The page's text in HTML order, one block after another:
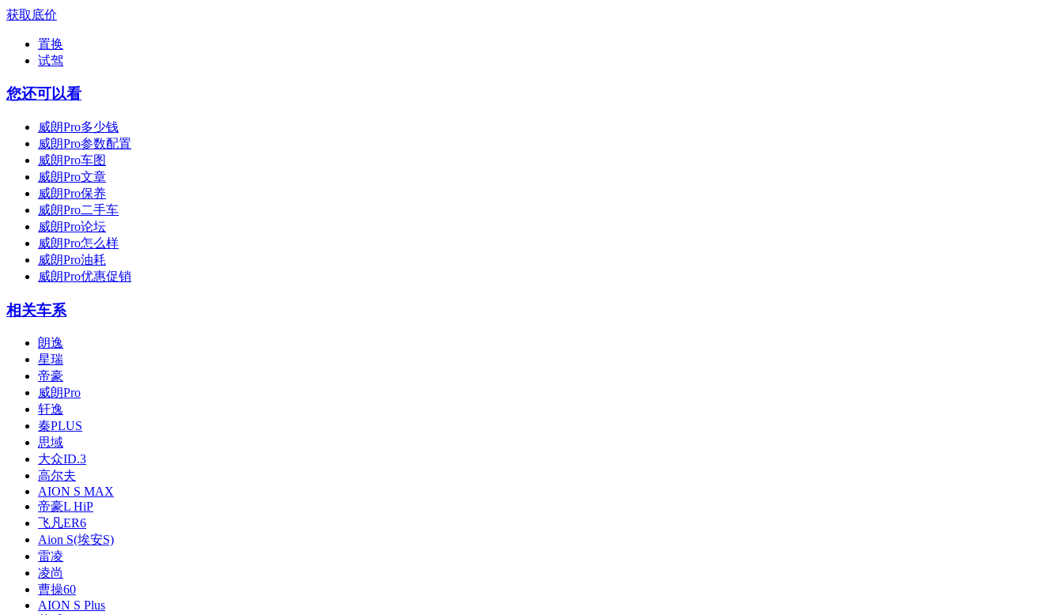
获取底价
置换
试驾
您还可以看
威朗Pro多少钱
威朗Pro参数配置
威朗Pro车图
威朗Pro文章
威朗Pro保养
威朗Pro二手车
威朗Pro论坛
威朗Pro怎么样
威朗Pro油耗
威朗Pro优惠促销
相关车系
朗逸
星瑞
帝豪
威朗Pro
轩逸
秦PLUS
思域
大众ID.3
高尔夫
AION S MAX
帝豪L HiP
飞凡ER6
Aion S(埃安S)
雷凌
凌尚
曹操60
AION S Plus